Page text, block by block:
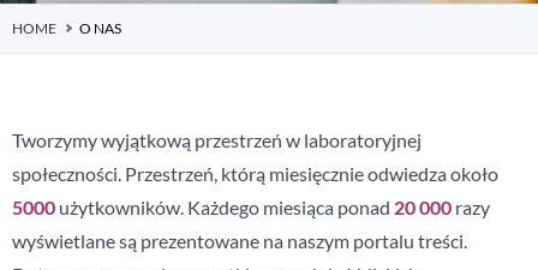
HOME O NAS
Tworzymy wyjątkową przestrzeń w laboratoryjnej
społeczności. Przestrzeń, którą miesięcznie odwiedza około
5000 użytkowników. Każdego miesiąca ponad 20 000 razy
wyświetlane są prezentowane na naszym portalu treści.